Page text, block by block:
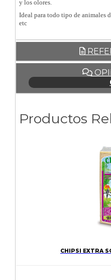
y los olores.
Ideal para todo tipo de animales
etc
Productos
CHIPSI EXTRA